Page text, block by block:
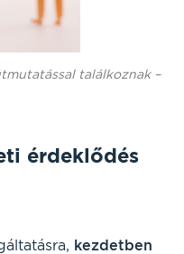
találkoznak –
érdeklődés
kezdetben